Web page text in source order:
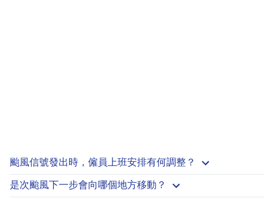
颱風信號發出時，僱員上班安排有何調整？
是次颱風下一步會向哪個地方移動？